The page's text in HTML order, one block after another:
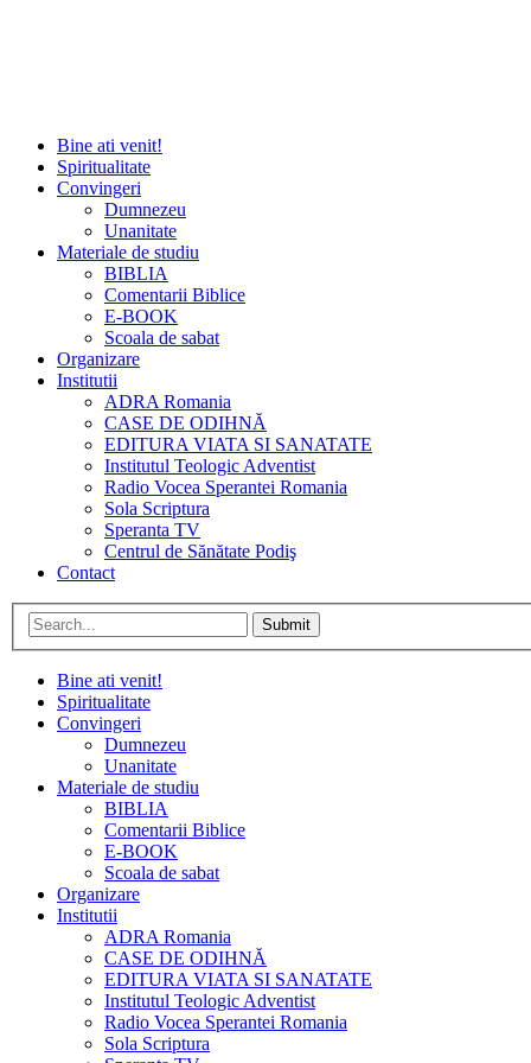
Bine ati venit!
Spiritualitate
Convingeri
Dumnezeu
Unanitate
Materiale de studiu
BIBLIA
Comentarii Biblice
E-BOOK
Scoala de sabat
Organizare
Institutii
ADRA Romania
CASE DE ODIHNĂ
EDITURA VIATA SI SANATATE
Institutul Teologic Adventist
Radio Vocea Sperantei Romania
Sola Scriptura
Speranta TV
Centrul de Sănătate Podiş
Contact
Submit
Bine ati venit!
Spiritualitate
Convingeri
Dumnezeu
Unanitate
Materiale de studiu
BIBLIA
Comentarii Biblice
E-BOOK
Scoala de sabat
Organizare
Institutii
ADRA Romania
CASE DE ODIHNĂ
EDITURA VIATA SI SANATATE
Institutul Teologic Adventist
Radio Vocea Sperantei Romania
Sola Scriptura